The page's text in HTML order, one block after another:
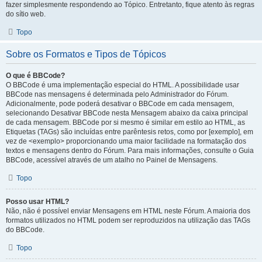
fazer simplesmente respondendo ao Tópico. Entretanto, fique atento às regras
do sítio web.
Topo
Sobre os Formatos e Tipos de Tópicos
O que é BBCode?
O BBCode é uma implementação especial do HTML. A possibilidade usar
BBCode nas mensagens é determinada pelo Administrador do Fórum.
Adicionalmente, pode poderá desativar o BBCode em cada mensagem,
selecionando Desativar BBCode nesta Mensagem abaixo da caixa principal
de cada mensagem. BBCode por si mesmo é similar em estilo ao HTML, as
Etiquetas (TAGs) são incluídas entre parêntesis retos, como por [exemplo], em
vez de <exemplo> proporcionando uma maior facilidade na formatação dos
textos e mensagens dentro do Fórum. Para mais informações, consulte o Guia
BBCode, acessível através de um atalho no Painel de Mensagens.
Topo
Posso usar HTML?
Não, não é possível enviar Mensagens em HTML neste Fórum. A maioria dos
formatos utilizados no HTML podem ser reproduzidos na utilização das TAGs
do BBCode.
Topo